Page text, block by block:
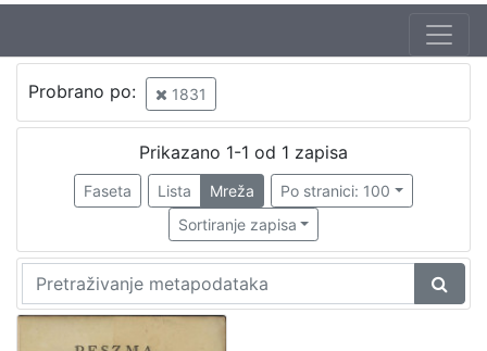
Probrano po: 1831
Prikazano 1-1 od 1 zapisa
Faseta Lista Mreža
Po stranici: 100
Sortiranje zapisa